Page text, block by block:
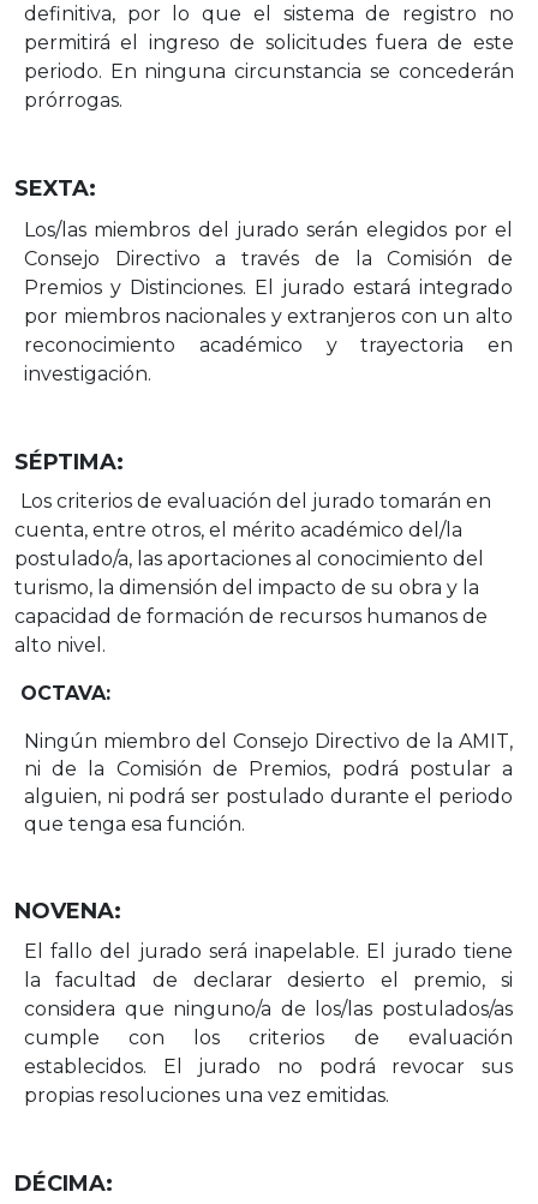
definitiva, por lo que el
sistema de registro no
permitirá el
ingreso de solicitudes fuera de este
periodo. En ninguna circunstancia se concederán
prórrogas.
SEXTA:
Los/las miembros del jurado serán elegidos por el
Consejo Directivo a través de la
Comisión
de
Premios y Distinciones. El jurado estará integrado
por miembros nacionales y extranjeros con un alto
reconocimiento académico y trayectoria en
investigación.
SÉPTIMA:
Los criterios de evaluación del jurado tomarán en
cuenta, entre otros, el mérito académico del/la
postulado/a, las aportaciones al conocimiento del
turismo, la dimensión del impacto de su obra y la
capacidad de formación de recursos humanos de
alto nivel.
OCTAVA:
Ningún miembro del Consejo Directivo de la AMIT,
ni de la Comisión de Premios, podrá postular a
alguien, ni podrá ser postulado durante el periodo
que tenga esa función.
NOVENA:
El fallo del jurado será inapelable. El jurado tiene
la facultad de declarar desierto el
premio, si
considera que ninguno/a de los/las postulados/as
cumple con los criterios
de evaluación
establecidos. El jurado no podrá revocar sus
propias resoluciones una vez emitidas.
DÉCIMA: